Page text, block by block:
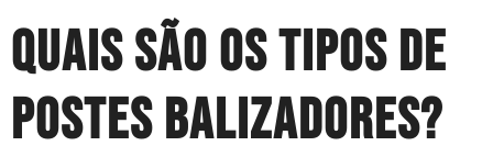
Quais são os tipos de
postes balizadores?